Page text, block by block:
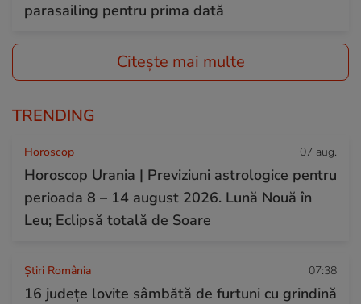
parasailing pentru prima dată
Citește mai multe
TRENDING
Horoscop 07 aug.
Horoscop Urania | Previziuni astrologice pentru
perioada 8 – 14 august 2026. Lună Nouă în
Leu; Eclipsă totală de Soare
Știri România 07:38
16 județe lovite sâmbătă de furtuni cu grindină